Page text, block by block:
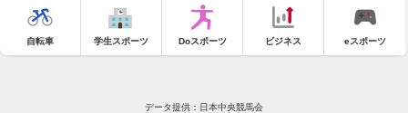
自転車 学生スポーツ Doスポーツ ビジネス eスポーツ
データ提供：日本中央競馬会